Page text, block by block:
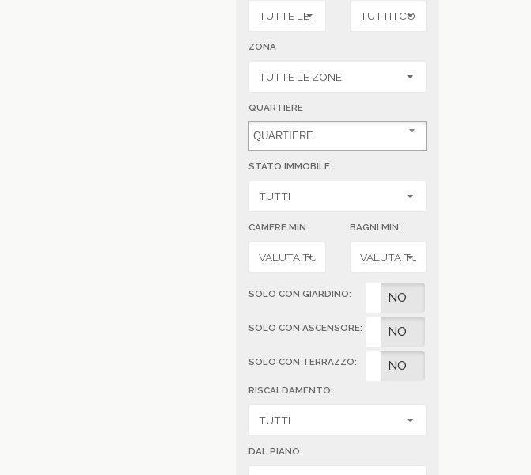
ZONA
QUARTIERE
STATO IMMOBILE:
CAMERE MIN: BAGNI MIN:
SOLO CON GIARDINO:
SI NO
SOLO CON ASCENSORE:
SI NO
SOLO CON TERRAZZO:
SI NO
RISCALDAMENTO:
DAL PIANO: